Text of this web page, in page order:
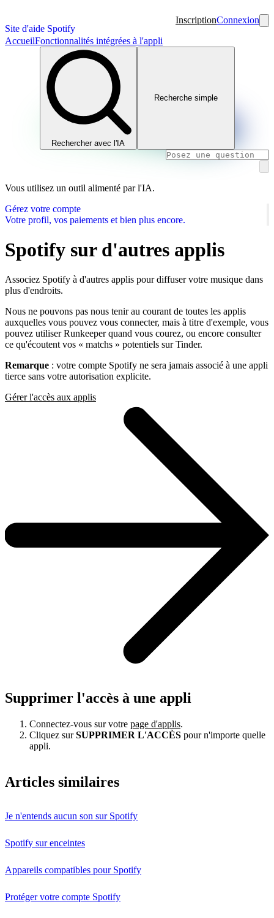
Site d'aide Spotify
InscriptionConnexion
AccueilFonctionnalités intégrées à l'appli
Rechercher avec l'IA
Recherche simple
Vous utilisez un outil alimenté par l'IA.
Gérez votre compte
Votre profil, vos paiements et bien plus encore.
Spotify sur d'autres applis
Associez Spotify à d'autres applis pour diffuser votre musique dans
plus d'endroits.
Nous ne pouvons pas nous tenir au courant de toutes les applis
auxquelles vous pouvez vous connecter, mais à titre d'exemple, vous
pouvez utiliser Runkeeper quand vous courez, ou encore consulter
ce qu'écoutent vos « matchs » potentiels sur Tinder.
Remarque : votre compte Spotify ne sera jamais associé à une appli
tierce sans votre autorisation explicite.
Gérer l'accès aux applis
Supprimer l'accès à une appli
Connectez-vous sur votre page d'applis.
Cliquez surSUPPRIMER L'ACCÈS pour n'importe quelle
appli.
Articles similaires
Je n'entends aucun son sur Spotify
Spotify sur enceintes
Appareils compatibles pour Spotify
Protéger votre compte Spotify